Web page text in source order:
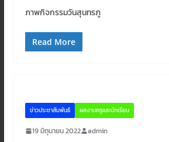
ภาพกิจกรรมวันสุนทรภู
Read More
ข่าวประชาสัมพันธ์ ผลงานครูและนักเรียน
19 มิถุนายน 2022 admin